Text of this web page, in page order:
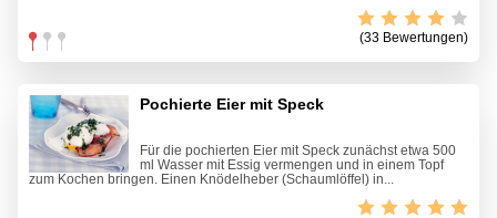
(33 Bewertungen)
Pochierte Eier mit Speck
Für die pochierten Eier mit Speck zunächst etwa 500
ml Wasser mit Essig vermengen und in einem Topf
zum Kochen bringen. Einen Knödelheber (Schaumlöffel) in...